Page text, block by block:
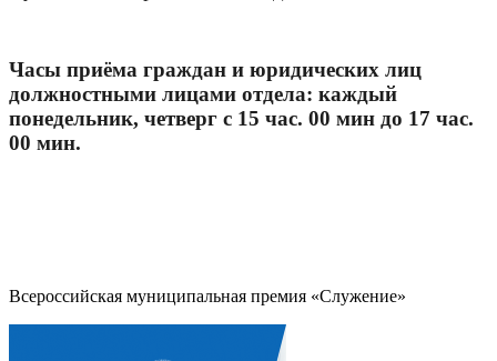
Часы приёма граждан и юридических лиц
должностными лицами отдела: каждый
понедельник, четверг с 15 час. 00 мин до 17 час.
00 мин.
Всероссийская муниципальная премия «Служение»